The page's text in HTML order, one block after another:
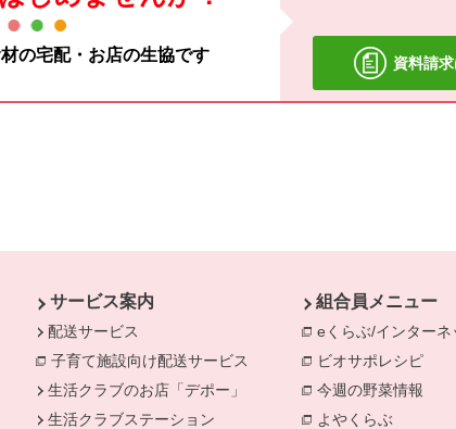
の宅配・お店の生協です 資料請
サービス案内
配送サービス
子育て施設向け配送サービス
別のウィンドウで開きます。
生活クラブのお店「デポー」
生活クラブステーション
組合員メニュー
eくらぶ/インターネ
ビオサポレシピ
今週の野菜情報 別
よやくらぶ 別のウ